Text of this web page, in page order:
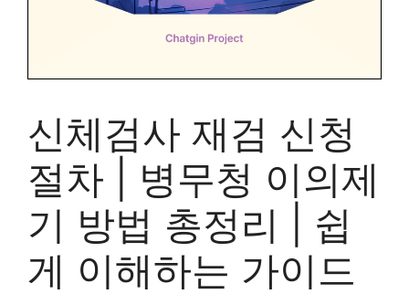
신체검사 재검 신청
절차 | 병무청 이의제
기 방법 총정리 | 쉽
게 이해하는 가이드